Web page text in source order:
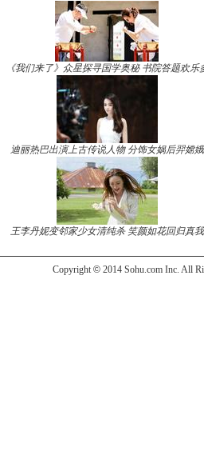
《我们来了》众星探寻国学奥秘 书院答题欢乐
迪丽热巴出演上古传说人物 分饰女娲后羿嫦娥
王李丹妮变邻家少女清纯杀 笑颜如花回归真我
Copyright © 2014 Sohu.com Inc. All